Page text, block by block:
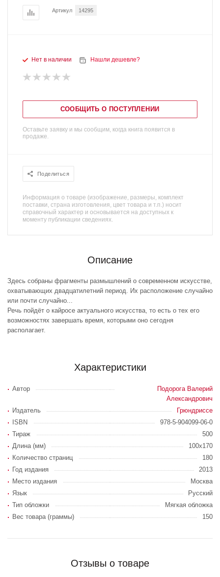
Артикул 14295
Нет в наличии Нашли дешевле?
СООБЩИТЬ О ПОСТУПЛЕНИИ
Оставьте заявку и мы сообщим, когда книга появится в
продаже.
Поделиться
Информация о товаре (изображение, размеры, комплект
поставки, страна изготовления, цвет товара и т.п.) носит
справочный характер и основывается на доступных к
моменту публикации сведениях.
Описание
Здесь собраны фрагменты размышлений о со­временном искусстве,
охватывающих двадцати­летний период. Их расположение случайно
или почти случайно...
Речь пойдёт о кайросе актуального искусства, то есть о тех его
возможностях завершать время, которыми оно сегодня
располагает.
Характеристики
Автор
Подорога Валерий
Александрович
Издатель
Грюндриссе
ISBN
978-5-904099-06-0
Тираж
500
Длина (мм)
100x170
Количество страниц
180
Год издания
2013
Место издания
Москва
Язык
Русский
Тип обложки
Мягкая обложка
Вес товара (граммы)
150
Отзывы о товаре